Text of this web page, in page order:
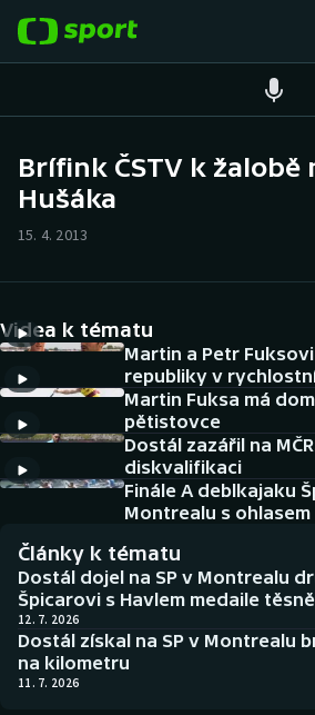
Hokej
Cyklistika
DALŠÍ SPORTY
Americký fotbal
Baseball a softbal
Basketbal
Biatlon
Boby a skeleton
NEPŘEHLÉDNĚTE
Historické návraty
Aplikace ČT sport
AZ kvíz
Brífink ČSTV k žalobě
Hušáka
15. 4. 2013
Videa k tématu
Martin a Petr
republiky v
Martin Fuksa má
pětistovce
Dostál zazářil na
diskvalifikaci
Finále A deblkajaku
Montrealu s ohlasem
Články k tématu
Dostál dojel na SP v Montrealu
Špicarovi s Havlem medaile
12. 7. 2026
Dostál získal na SP v Montrealu
na kilometru
11. 7. 2026